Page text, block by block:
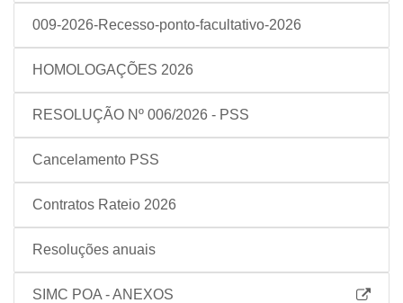
009-2026-Recesso-ponto-facultativo-2026
HOMOLOGAÇÕES 2026
RESOLUÇÃO Nº 006/2026 - PSS
Cancelamento PSS
Contratos Rateio 2026
Resoluções anuais
SIMC POA - ANEXOS